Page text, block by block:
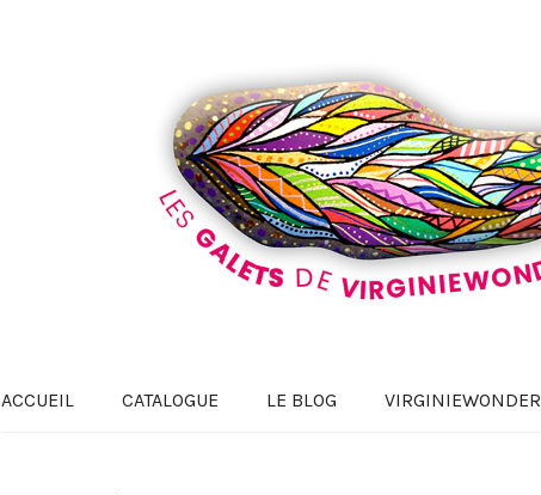
ACCUEIL CATALOGUE LE BLOG VIRGINIEWONDER